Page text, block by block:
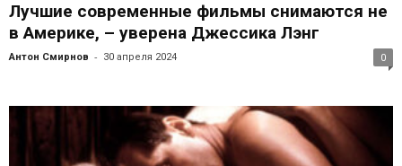
Лучшие современные фильмы снимаются не
в Америке, – уверена Джессика Лэнг
Антон Смирнов - 30 апреля 2024 0